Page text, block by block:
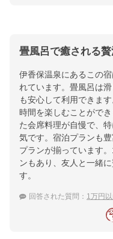
畳風呂で癒される
伊香保温泉にあるこの
れています。畳風呂は
も安心して利用できま
時間を楽しむことがで
た会席料理が自慢で、
気です。宿泊プランも
プランが揃っています
ンもあり、友人と一緒
す。
回答された質問： 1万円以内